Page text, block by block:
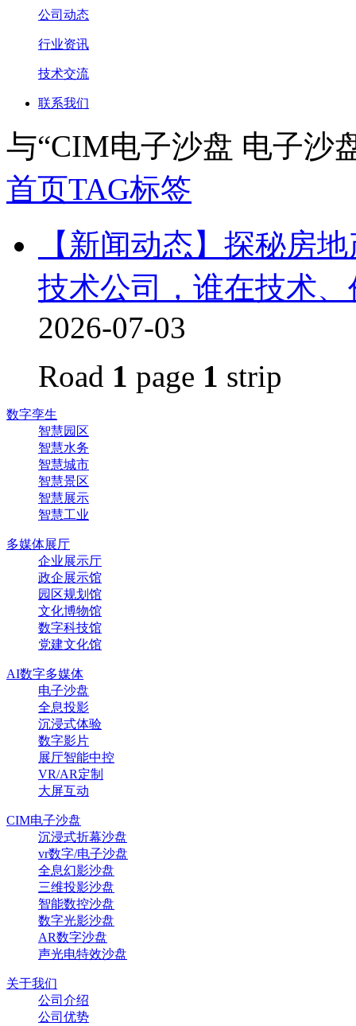
公司动态
行业资讯
技术交流
联系我们
与“CIM电子沙盘 电子沙
首页TAG标签
【新闻动态】探秘房
技术公司，谁在技术
2026-07-03
Road 1 page 1 strip
数字孪生
智慧园区
智慧水务
智慧城市
智慧景区
智慧展示
智慧工业
多媒体展厅
企业展示厅
政企展示馆
园区规划馆
文化博物馆
数字科技馆
党建文化馆
AI数字多媒体
电子沙盘
全息投影
沉浸式体验
数字影片
展厅智能中控
VR/AR定制
大屏互动
CIM电子沙盘
沉浸式折幕沙盘
vr数字/电子沙盘
全息幻影沙盘
三维投影沙盘
智能数控沙盘
数字光影沙盘
AR数字沙盘
声光电特效沙盘‌
关于我们
公司介绍
公司优势